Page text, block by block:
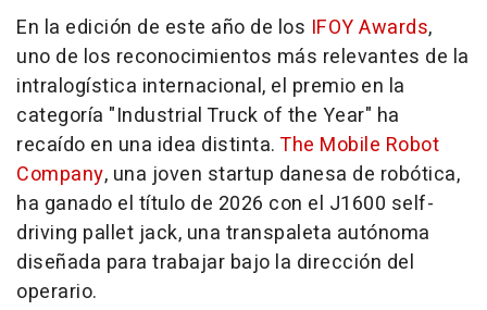
En la edición de este año de los IFOY Awards,
uno de los reconocimientos más relevantes de la
intralogística internacional, el premio en la
categoría "Industrial Truck of the Year" ha
recaído en una idea distinta.The Mobile Robot
Company, una joven startup danesa de robótica,
ha ganado el título de 2026 con el J1600 self-
driving pallet jack, una transpaleta autónoma
diseñada para trabajar bajo la dirección del
operario.